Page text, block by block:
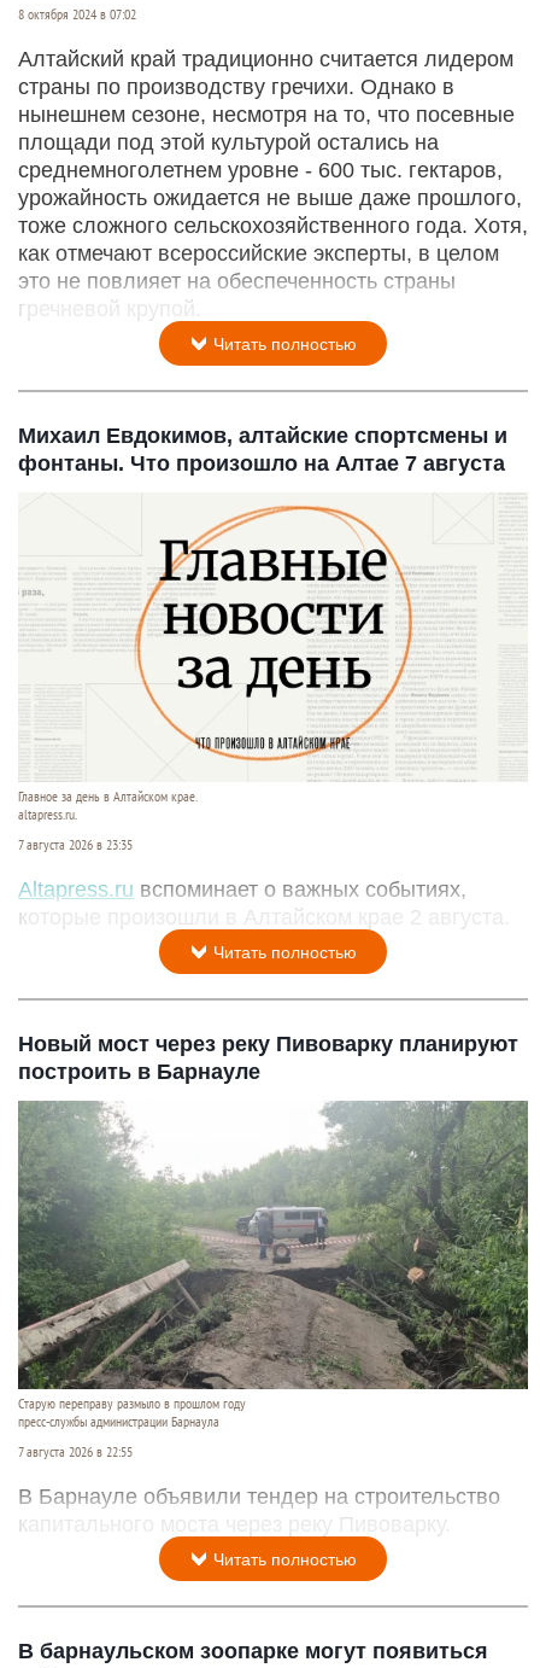
8 октября 2024 в 07:02
Алтайский край традиционно считается лидером
страны по производству гречихи. Однако в
нынешнем сезоне, несмотря на то, что посевные
площади под этой культурой остались на
среднемноголетнем уровне - 600 тыс. гектаров,
урожайность ожидается не выше даже прошлого,
тоже сложного сельскохозяйственного года. Хотя,
как отмечают всероссийские эксперты, в целом
это не повлияет на обеспеченность страны
гречневой крупой.
Читать полностью
Михаил Евдокимов, алтайские спортсмены и
фонтаны. Что произошло на Алтае 7 августа
Главное за день в Алтайском крае.
altapress.ru.
7 августа 2026 в 23:35
Altapress.ru вспоминает о важных событиях,
которые произошли в Алтайском крае 2 августа.
Читать полностью
Новый мост через реку Пивоварку планируют
построить в Барнауле
Старую переправу размыло в прошлом году
пресс-службы администрации Барнаула
7 августа 2026 в 22:55
В Барнауле объявили тендер на строительство
капитального моста через реку Пивоварку.
Читать полностью
В барнаульском зоопарке могут появиться